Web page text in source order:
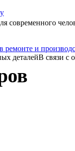
современного
ремонте и
деталейВ связи